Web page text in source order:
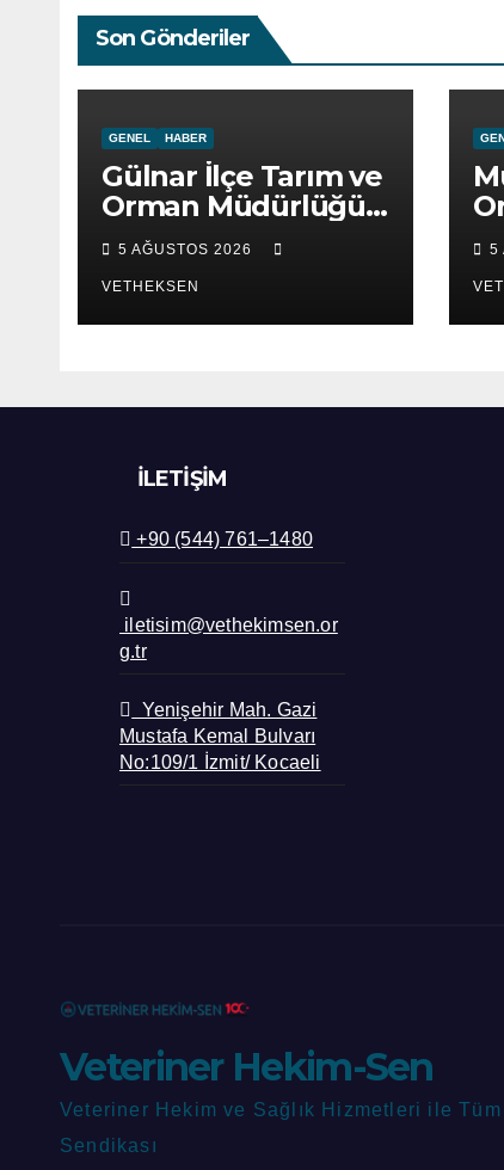
Son Gönderiler
GENEL HABER
Gülnar İlçe Tarım ve
Orman Müdürlüğü
ziyaret edildi.
5 AĞUSTOS 2026
VETHEKSEN
5
İLETIŞIM
+90 (544) 761–1480
iletisim@vethekimsen.or
g.tr
Yenişehir Mah. Gazi
Mustafa Kemal Bulvarı
No:109/1 İzmit/ Kocaeli
Veteriner Hekim-Sen
Veteriner Hekim ve Sağlık Hizmetleri ile Tüm
Sendikası